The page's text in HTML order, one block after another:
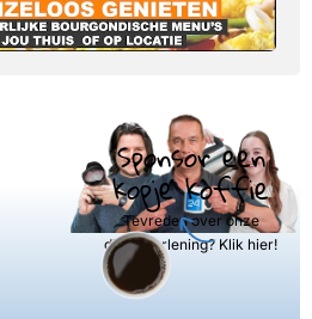
Sponsor een
kopje koffie
Tevreden over onze
dienstverlening? Klik hier!